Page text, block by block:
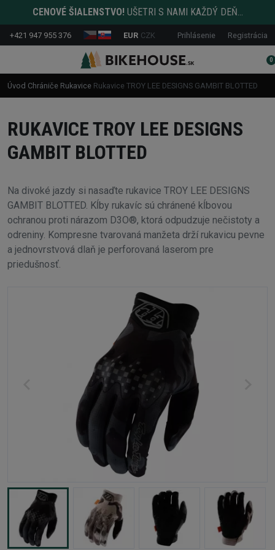
CENOVÉ ŠIALENSTVO! UŠETRI S NAMI KAŽDÝ DEŇ...
+421 947 955 376 EUR CZK Prihlásenie Registrácia
0
Úvod Chrániče Rukavice Rukavice TROY LEE DESIGNS GAMBIT BLOTTED
RUKAVICE TROY LEE DESIGNS
GAMBIT BLOTTED
Na divoké jazdy si nasaďte rukavice TROY LEE DESIGNS
GAMBIT BLOTTED. Kĺby rukavíc sú chránené kĺbovou
ochranou proti nárazom D3O®, ktorá odpudzuje nečistoty a
odreniny. Kompresne tvarovaná manžeta drží rukavicu pevne
a jednovrstvová dlaň je perforovaná laserom pre
priedušnosť.